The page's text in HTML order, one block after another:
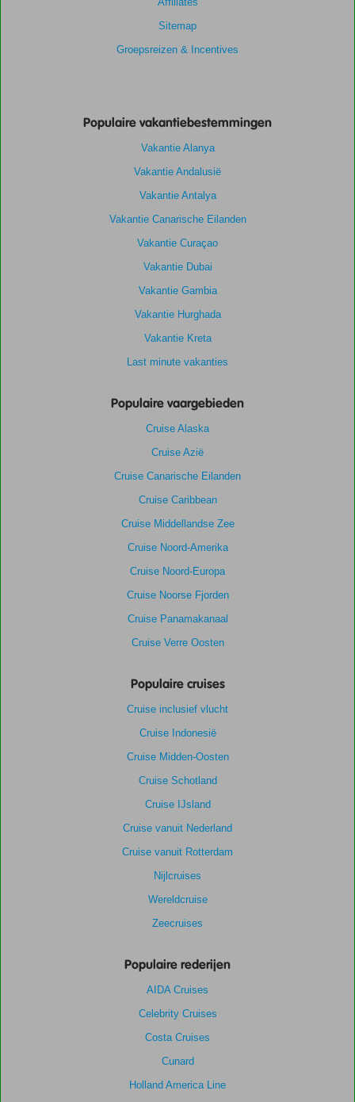
Sitemap
Groepsreizen & Incentives
Populaire vakantiebestemmingen
Vakantie Alanya
Vakantie Andalusië
Vakantie Antalya
Vakantie Canarische Eilanden
Vakantie Curaçao
Vakantie Dubai
Vakantie Gambia
Vakantie Hurghada
Vakantie Kreta
Last minute vakanties
Populaire vaargebieden
Cruise Alaska
Cruise Azië
Cruise Canarische Eilanden
Cruise Caribbean
Cruise Middellandse Zee
Cruise Noord-Amerika
Cruise Noord-Europa
Cruise Noorse Fjorden
Cruise Panamakanaal
Cruise Verre Oosten
Populaire cruises
Cruise inclusief vlucht
Cruise Indonesië
Cruise Midden-Oosten
Cruise Schotland
Cruise IJsland
Cruise vanuit Nederland
Cruise vanuit Rotterdam
Nijlcruises
Wereldcruise
Zeecruises
Populaire rederijen
AIDA Cruises
Celebrity Cruises
Costa Cruises
Cunard
Holland America Line